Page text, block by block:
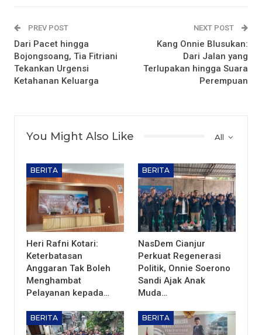
PREV POST
Dari Pacet hingga
Bojongsoang, Tia Fitriani
Tekankan Urgensi
Ketahanan Keluarga
NEXT POST
Kang Onnie Blusukan:
Dari Jalan yang
Terlupakan hingga Suara
Perempuan
All
You Might Also Like
BERITA
Heri Rafni Kotari:
Keterbatasan
Anggaran Tak Boleh
Menghambat
Pelayanan kepada…
BERITA
NasDem Cianjur
Perkuat Regenerasi
Politik, Onnie Soerono
Sandi Ajak Anak
Muda…
BERITA BERITA